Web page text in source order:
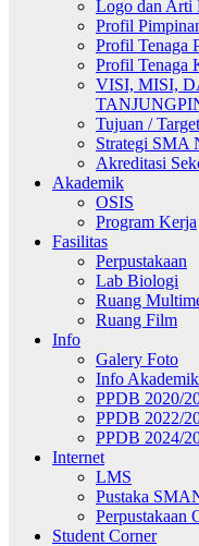
Logo dan Arti
Profil
Profil Tenaga
Profil Tenaga
VISI, MISI,
Tujuan /
Strategi SMA
Akreditasi
Akademik
OSIS
Program Kerja
Fasilitas
Perpustakaan
Lab Biologi
Ruang
Ruang Film
Info
Galery Foto
Info Akademik
PPDB 2020/
PPDB 2022/
PPDB 2024/
Internet
LMS
Pustaka
Perpustakaan
Student Corner